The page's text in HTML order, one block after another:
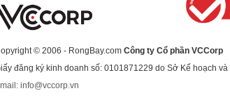
© 2006 - RongBay.com Công ty Cổ phần VCCorp
đăng ký kinh doanh số: 0101871229 do Sở Kế hoạch
info@vccorp.vn